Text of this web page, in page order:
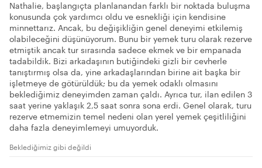
Nathalie, başlangıçta planlanandan farklı bir noktada buluşma
konusunda çok yardımcı oldu ve esnekliği için kendisine
minnettarız. Ancak, bu değişikliğin genel deneyimi etkilemiş
olabileceğini düşünüyorum. Bunu bir yemek turu olarak rezerve
etmiştik ancak tur sırasında sadece ekmek ve bir empanada
tadabildik. Bizi arkadaşının butiğindeki gizli bir cevherle
tanıştırmış olsa da, yine arkadaşlarından birine ait başka bir
işletmeye de götürüldük; bu da yemek odaklı olmasını
beklediğimiz deneyimden zaman çaldı. Ayrıca tur, ilan edilen 3
saat yerine yaklaşık 2,5 saat sonra sona erdi. Genel olarak, turu
rezerve etmemizin temel nedeni olan yerel yemek çeşitliliğini
daha fazla deneyimlemeyi umuyorduk.
Beklediğimiz gibi değildi